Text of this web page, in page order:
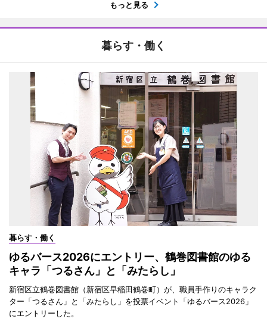
もっと見る
暮らす・働く
暮らす・働く
ゆるバース2026にエントリー、鶴巻図書館のゆる
キャラ「つるさん」と「みたらし」
新宿区立鶴巻図書館（新宿区早稲田鶴巻町）が、職員手作りのキャラク
ター「つるさん」と「みたらし」を投票イベント「ゆるバース2026」
にエントリーした。